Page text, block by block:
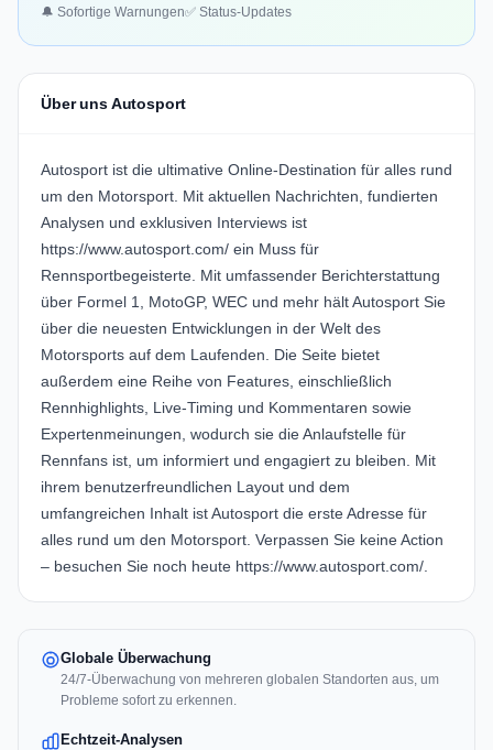
🔔 Sofortige Warnungen✅ Status-Updates
Über uns Autosport
Autosport ist die ultimative Online-Destination für alles rund
um den Motorsport. Mit aktuellen Nachrichten, fundierten
Analysen und exklusiven Interviews ist
https://www.autosport.com/ ein Muss für
Rennsportbegeisterte. Mit umfassender Berichterstattung
über Formel 1, MotoGP, WEC und mehr hält Autosport Sie
über die neuesten Entwicklungen in der Welt des
Motorsports auf dem Laufenden. Die Seite bietet
außerdem eine Reihe von Features, einschließlich
Rennhighlights, Live-Timing und Kommentaren sowie
Expertenmeinungen, wodurch sie die Anlaufstelle für
Rennfans ist, um informiert und engagiert zu bleiben. Mit
ihrem benutzerfreundlichen Layout und dem
umfangreichen Inhalt ist Autosport die erste Adresse für
alles rund um den Motorsport. Verpassen Sie keine Action
– besuchen Sie noch heute https://www.autosport.com/.
Globale Überwachung
24/7-Überwachung von mehreren globalen Standorten aus, um
Probleme sofort zu erkennen.
Echtzeit-Analysen